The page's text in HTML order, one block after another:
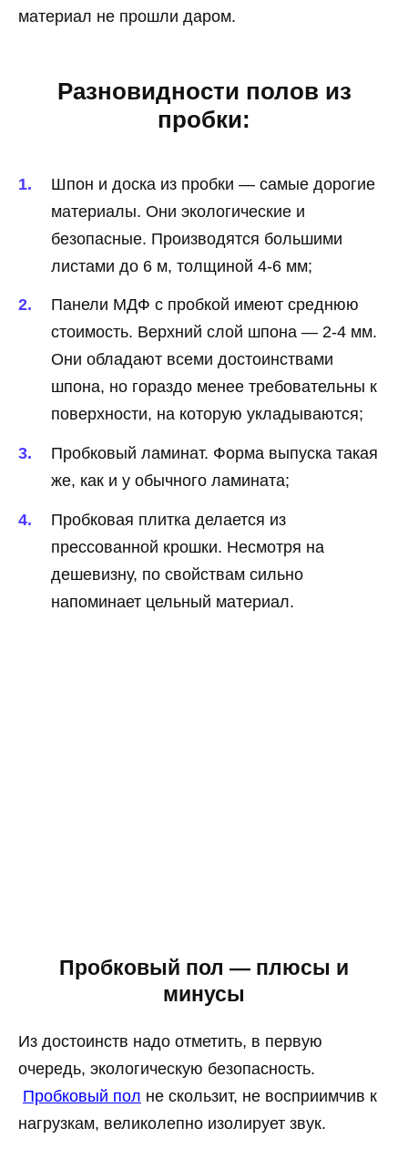
материал не прошли даром.
Разновидности полов из
пробки:
Шпон и доска из пробки — самые дорогие
материалы. Они экологические и
безопасные. Производятся большими
листами до 6 м, толщиной 4-6 мм;
Панели МДФ с пробкой имеют среднюю
стоимость. Верхний слой шпона — 2-4 мм.
Они обладают всеми достоинствами
шпона, но гораздо менее требовательны к
поверхности, на которую укладываются;
Пробковый ламинат. Форма выпуска такая
же, как и у обычного ламината;
Пробковая плитка делается из
прессованной крошки. Несмотря на
дешевизну, по свойствам сильно
напоминает цельный материал.
Пробковый пол — плюсы и
минусы
Из достоинств надо отметить, в первую
очередь, экологическую безопасность.
Пробковый пол не скользит, не восприимчив к
нагрузкам, великолепно изолирует звук.